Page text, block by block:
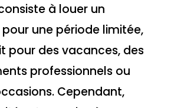
à louer un
une période limitée,
pour des vacances, des
professionnels ou
Cependant,